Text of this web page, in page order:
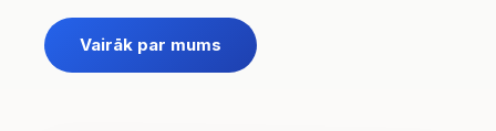
Vairāk par mums